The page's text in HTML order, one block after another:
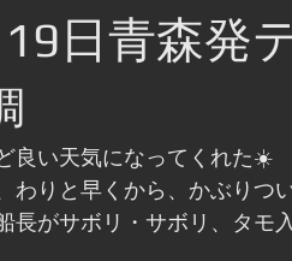
日青森発
良い天気になってくれた☀️
わりと早くから、かぶりつ
長がサボリ・サボリ、タモ